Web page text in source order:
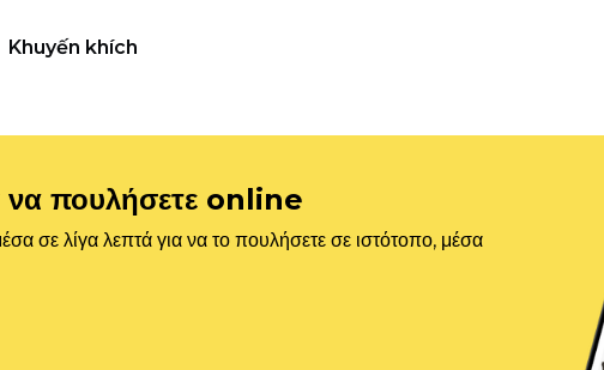
Khuyến khích
να πουλήσετε online
σε λίγα λεπτά για να το πουλήσετε σε ιστότοπο, μέσα